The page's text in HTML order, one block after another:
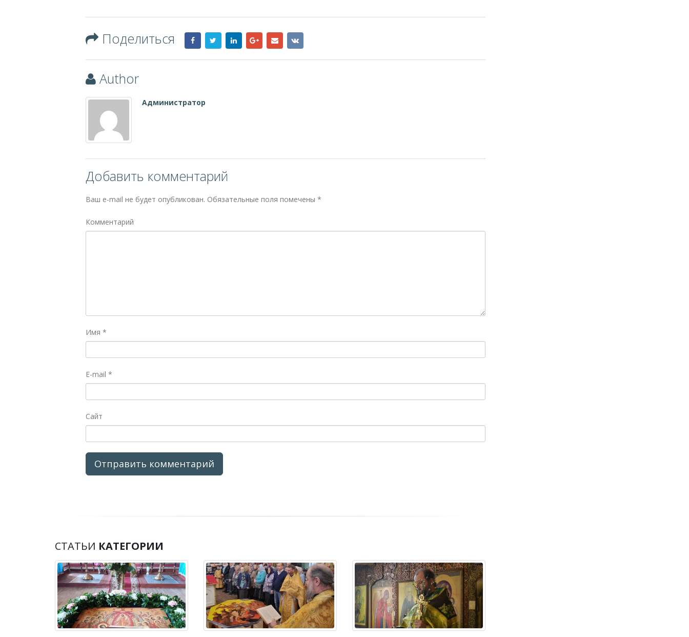
Поделиться
Author
Администратор
Добавить комментарий
Ваш e-mail не будет опубликован. Обязательные поля помечены *
Комментарий
Имя *
E-mail *
Сайт
СТАТЬИ КАТЕГОРИИ